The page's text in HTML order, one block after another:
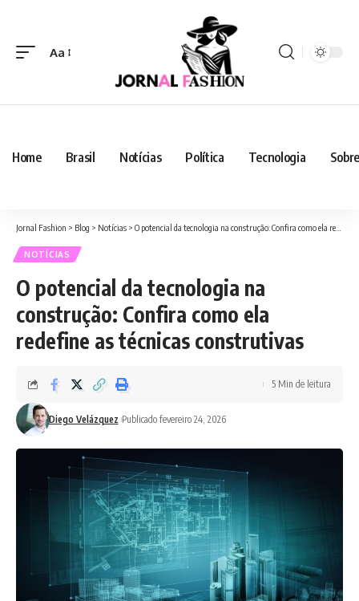
Aa
Home Brasil Notícias Política Tecnologia
Jornal Fashion > Blog > Notícias > O potencial da tecnologia na construção: Confira como ela redefine as técnicas construtivas
NOTÍCIAS
O potencial da tecnologia na
construção: Confira como ela
redefine as técnicas construtivas
Diego Velázquez Publicado fevereiro 24, 2026
5 Min de leitura